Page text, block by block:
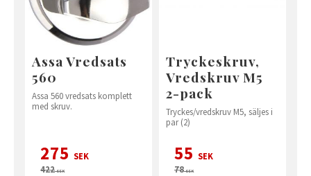
Assa Vredsats
560
Assa 560 vredsats komplett
med skruv.
275 SEK
422SEK
Tryckeskruv,
Vredskruv M5
2-pack
Tryckes/vredskruv M5, säljes i
par (2)
55 SEK
78SEK